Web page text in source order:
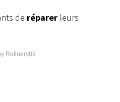
de réparer leurs
Refinery89